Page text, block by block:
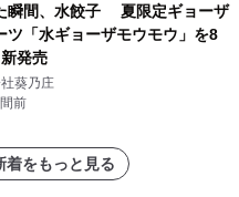
瞬間、水餃子 夏限定ギョーザ
ツ「水ギョーザモウモウ」を8
発売
葵乃庄
前
着をもっと見る